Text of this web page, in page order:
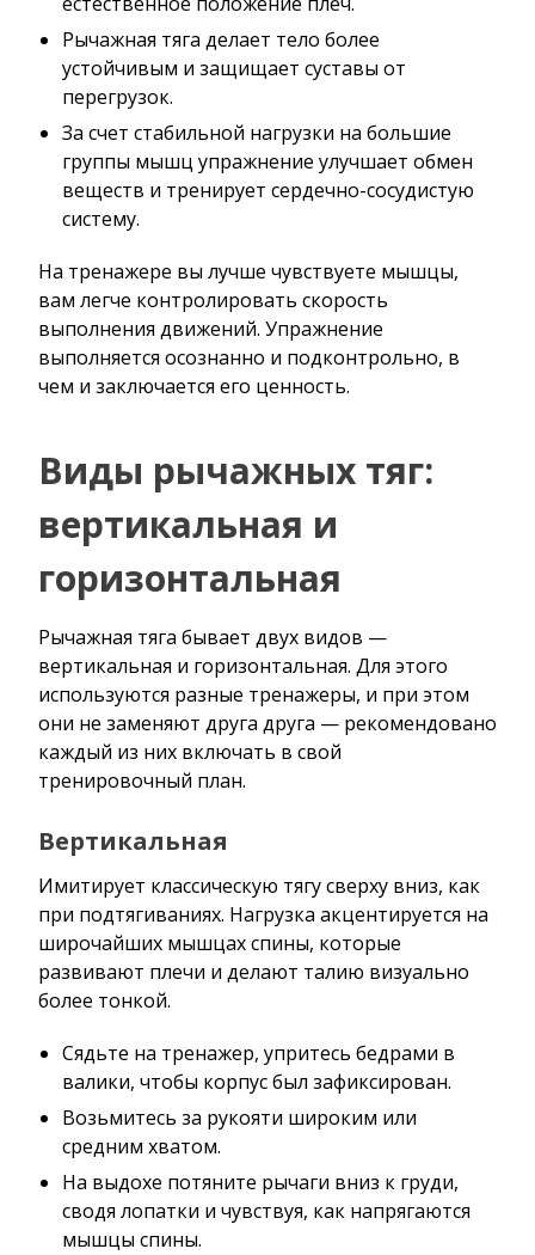
Рычажная тяга делает тело более
устойчивым и защищает суставы от
перегрузок.
За счет стабильной нагрузки на большие
группы мышц упражнение улучшает обмен
веществ и тренирует сердечно-сосудистую
систему.
На тренажере вы лучше чувствуете мышцы,
вам легче контролировать скорость
выполнения движений. Упражнение
выполняется осознанно и подконтрольно, в
чем и заключается его ценность.
Виды рычажных тяг:
вертикальная и
горизонтальная
Рычажная тяга бывает двух видов —
вертикальная и горизонтальная. Для этого
используются разные тренажеры, и при этом
они не заменяют друга друга — рекомендовано
каждый из них включать в свой
тренировочный план.
Вертикальная
Имитирует классическую тягу сверху вниз, как
при подтягиваниях. Нагрузка акцентируется на
широчайших мышцах спины, которые
развивают плечи и делают талию визуально
более тонкой.
Сядьте на тренажер, упритесь бедрами в
валики, чтобы корпус был зафиксирован.
Возьмитесь за рукояти широким или
средним хватом.
На выдохе потяните рычаги вниз к груди,
сводя лопатки и чувствуя, как напрягаются
мышцы спины.